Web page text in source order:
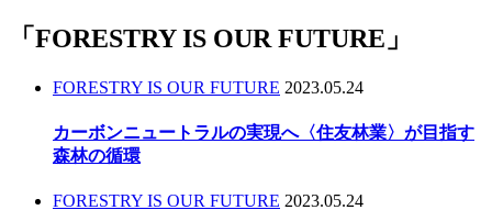
「 FORESTRY IS OUR FUTURE 」
FORESTRY IS OUR FUTURE 2023.05.24
カーボンニュートラルの実現へ〈住友林業〉が目指す
森林の循環
FORESTRY IS OUR FUTURE 2023.05.24